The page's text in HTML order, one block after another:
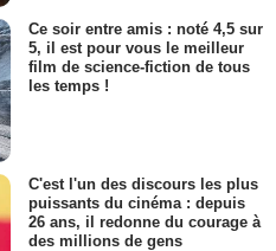
Ce soir entre amis : noté 4,5 sur
5, il est pour vous le meilleur
film de science-fiction de tous
les temps !
C'est l'un des discours les plus
puissants du cinéma : depuis
26 ans, il redonne du courage à
des millions de gens